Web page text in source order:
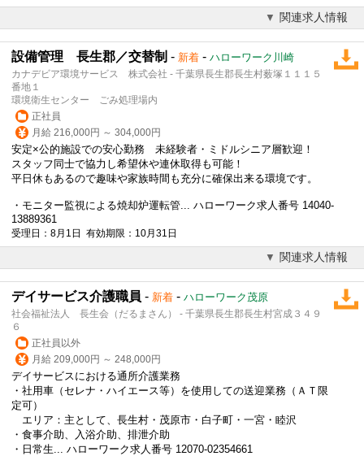
関連求人情報
設備管理 長生郡／交替制 - 新着 - ハローワーク川崎
カナデビア環境サービス 株式会社 - 千葉県長生郡長生村薮塚１１１５
番地１
環境衛生センター ごみ処理場内
正社員
月給 216,000円 ～ 304,000円
安定×公的施設での安心勤務 未経験者・ミドルシニア層歓迎！
スタッフ同士で協力し希望休や連休取得も可能！
平日休もあるので趣味や家族時間も充分に確保出来る環境です。
・モニター監視による焼却炉運転管... ハローワーク求人番号 14040-
13889361
受理日：8月1日 有効期限：10月31日
関連求人情報
デイサービス介護職員 - 新着 - ハローワーク茂原
社会福祉法人 長生会（だるまさん） - 千葉県長生郡長生村宮成３４９
６
正社員以外
月給 209,000円 ～ 248,000円
デイサービスにおける通所介護業務
・社用車（セレナ・ハイエース等）を使用しての送迎業務（ＡＴ限
定可）
エリア：主として、長生村・茂原市・白子町・一宮・睦沢
・食事介助、入浴介助、排泄介助
・日常生... ハローワーク求人番号 12070-02354661